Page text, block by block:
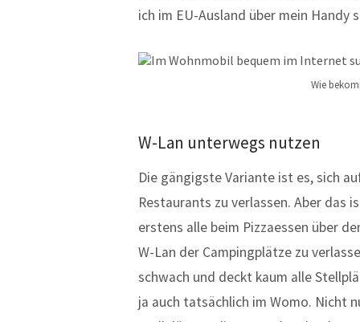
ich im EU-Ausland über mein Handy
Wie
W-Lan unterwegs nutzen
Die gängigste Variante ist es, sich
Restaurants zu verlassen. Aber das
erstens alle beim Pizzaessen über
W-Lan der Campingplätze zu
schwach und deckt kaum alle
ja auch tatsächlich im Womo. Nicht